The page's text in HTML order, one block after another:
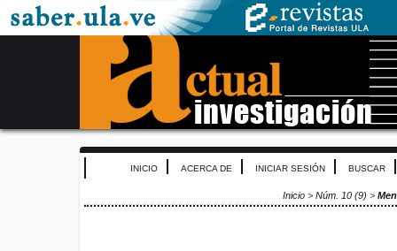
INICIO ACERCA DE INICIAR SESIÓN BUSCAR
Inicio> Núm. 10 (9) >